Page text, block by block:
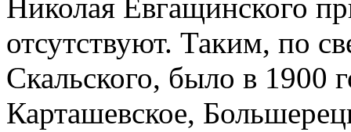
Николая Евгащинского
отсутствуют. Таким, по
Скальского, было в 1900
Карташевское,